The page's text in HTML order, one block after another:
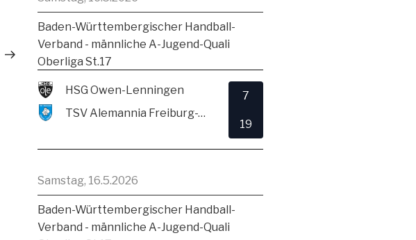
Baden-Württembergischer Handball-
Verband - männliche A-Jugend-Quali
Oberliga St.17
HSG Owen-Lenningen
TSV Alemannia Freiburg-Zähringen
7
19
Samstag, 16.5.2026
Baden-Württembergischer Handball-
Verband - männliche A-Jugend-Quali